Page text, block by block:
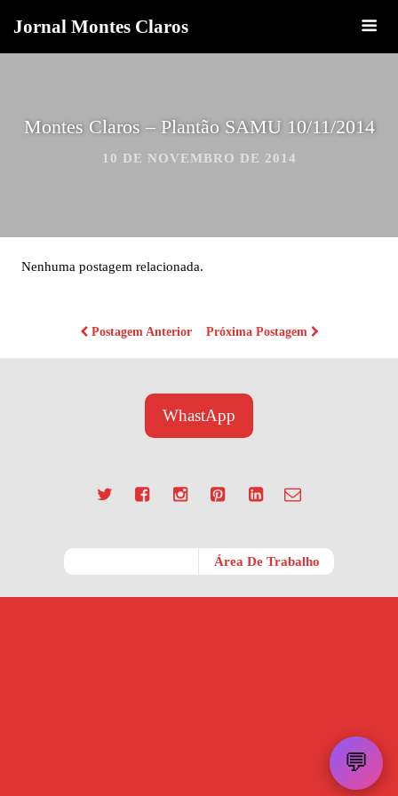
Jornal Montes Claros
Montes Claros – Plantão SAMU 10/11/2014
10 DE NOVEMBRO DE 2014
Nenhuma postagem relacionada.
Postagem Anterior Próxima Postagem
WhastApp
💬
Área De Trabalho